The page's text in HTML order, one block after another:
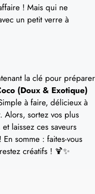
! Mais qui ne
un petit verre à
la clé pour préparer
(Doux & Exotique)
à faire, délicieux à
Alors, sortez vos plus
laissez ces saveurs
somme : faites-vous
créatifs ! 🍹✨